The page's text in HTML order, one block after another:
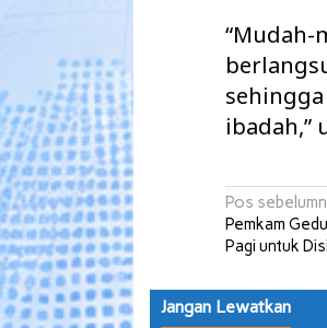
ibadah,”
pos
Pos
Pemkam
Pagi untuk
Jangan Lewatkan